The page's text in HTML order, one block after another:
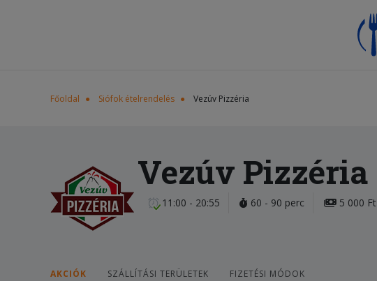
Főoldal Siófok ételrendelés Vezúv Pizzéria
Vezúv Pizzéria
11:00 - 20:55 60 - 90 perc 5 000 Ft
AKCIÓK SZÁLLÍTÁSI TERÜLETEK FIZETÉSI MÓDOK